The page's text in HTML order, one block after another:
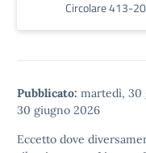
Circolare 413-
Pubblicato: martedì, 30
30 giugno 2026
Eccetto dove